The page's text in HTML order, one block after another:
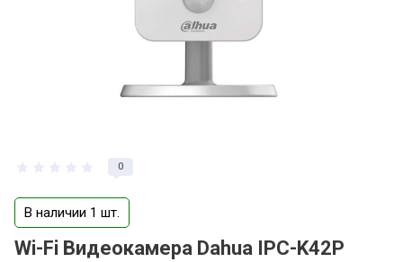
0
В наличии 1 шт.
Wi-Fi Видеокамера Dahua IPC-K42P